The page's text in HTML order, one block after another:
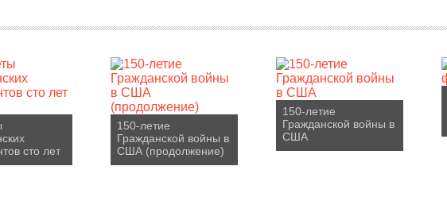
сто лет
150-летие
Гражданской войны в
США (продолжение)
150-летие
Гражданской войны в
США